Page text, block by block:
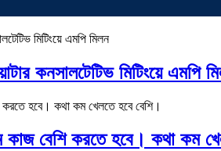
কনসালটেটিভ মিটিংয়ে এমপি
কাজ বেশি করতে হবে। কথা কম